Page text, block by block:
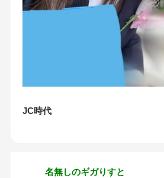
JC時代
名無しのギガりすと